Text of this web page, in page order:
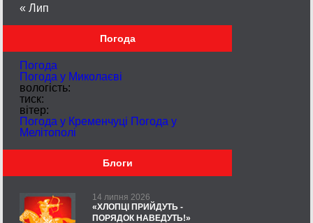
« Лип
Погода
Погода
Погода у Миколаєві
вологість:
тиск:
вітер:
Погода у Кременчуці Погода у
Мелітополі
Блоги
14 липня 2026
«ХЛОПЦІ ПРИЙДУТЬ -
ПОРЯДОК НАВЕДУТЬ!»